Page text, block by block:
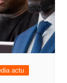
actu